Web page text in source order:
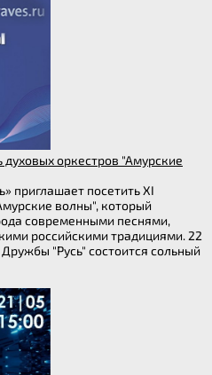
оркестров "Амурские
приглашает посетить XI
волны", который
современными песнями,
российскими традициями. 22
"Русь" состоится сольный